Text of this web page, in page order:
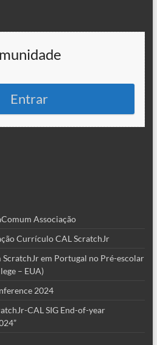
Entrar
Associação
Currículo CAL ScratchJr
em Portugal no Pré-escolar
– EUA)
2024
CAL SIG End-of-year